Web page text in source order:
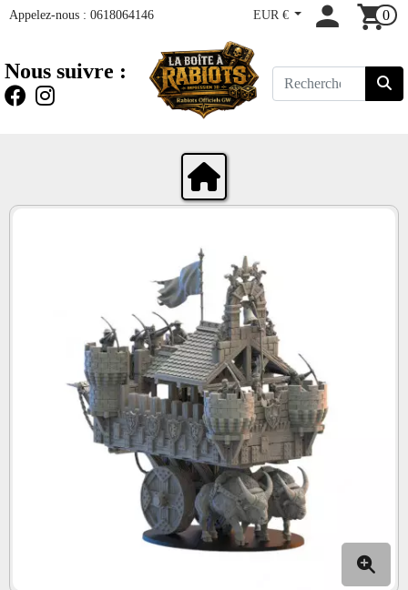
Appelez-nous : 0618064146 EUR € 0
Nous suivre :